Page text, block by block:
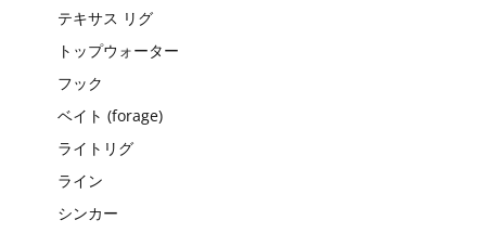
テキサス リグ
トップウォーター
フック
ベイト (forage)
ライトリグ
ライン
シンカー